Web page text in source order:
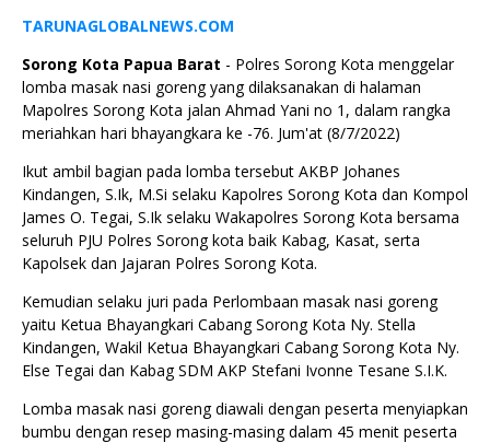
TARUNAGLOBALNEWS.COM
Sorong Kota Papua Barat - Polres Sorong Kota menggelar
lomba masak nasi goreng yang dilaksanakan di halaman
Mapolres Sorong Kota jalan Ahmad Yani no 1, dalam rangka
meriahkan hari bhayangkara ke -76. Jum'at (8/7/2022)
Ikut ambil bagian pada lomba tersebut AKBP Johanes
Kindangen, S.Ik, M.Si selaku Kapolres Sorong Kota dan Kompol
James O. Tegai, S.Ik selaku Wakapolres Sorong Kota bersama
seluruh PJU Polres Sorong kota baik Kabag, Kasat, serta
Kapolsek dan Jajaran Polres Sorong Kota.
Kemudian selaku juri pada Perlombaan masak nasi goreng
yaitu Ketua Bhayangkari Cabang Sorong Kota Ny. Stella
Kindangen, Wakil Ketua Bhayangkari Cabang Sorong Kota Ny.
Else Tegai dan Kabag SDM AKP Stefani Ivonne Tesane S.I.K.
Lomba masak nasi goreng diawali dengan peserta menyiapkan
bumbu dengan resep masing-masing dalam 45 menit peserta